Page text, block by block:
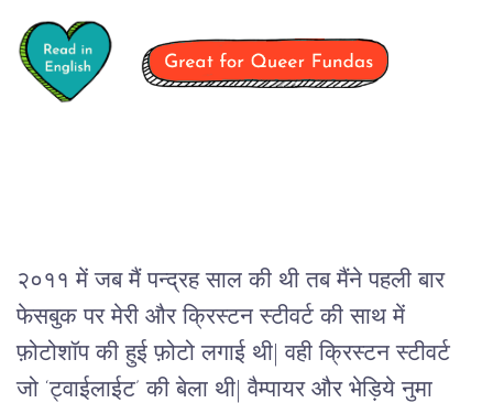
२०११ में जब मैं पन्द्रह साल की थी तब मैंने पहली बार
फेसबुक पर मेरी और क्रिस्टन स्टीवर्ट की साथ में
फ़ोटोशॉप की हुई फ़ोटो लगाई थी| वही क्रिस्टन स्टीवर्ट
जो ‘ट्वाईलाईट’ की बेला थी| वैम्पायर और भेड़िये नुमा